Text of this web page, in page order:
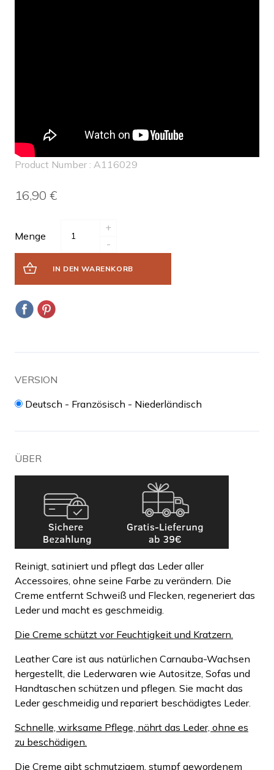
Product Number : A116029
16,90 €
Menge
+
-
IN DEN WARENKORB
VERSION
Deutsch - Französisch - Niederländisch
ÜBER
Reinigt, satiniert und pflegt das Leder aller
Accessoires, ohne seine Farbe zu verändern. Die
Creme entfernt Schweiß und Flecken, regeneriert das
Leder und macht es geschmeidig.
Die Creme schützt vor Feuchtigkeit und Kratzern.
Leather Care ist aus natürlichen Carnauba-Wachsen
hergestellt, die Lederwaren wie Autositze, Sofas und
Handtaschen schützen und pflegen. Sie macht das
Leder geschmeidig und repariert beschädigtes Leder.
Schnelle, wirksame Pflege, nährt das Leder, ohne es
zu beschädigen.
Die Creme gibt schmutzigem, stumpf gewordenem